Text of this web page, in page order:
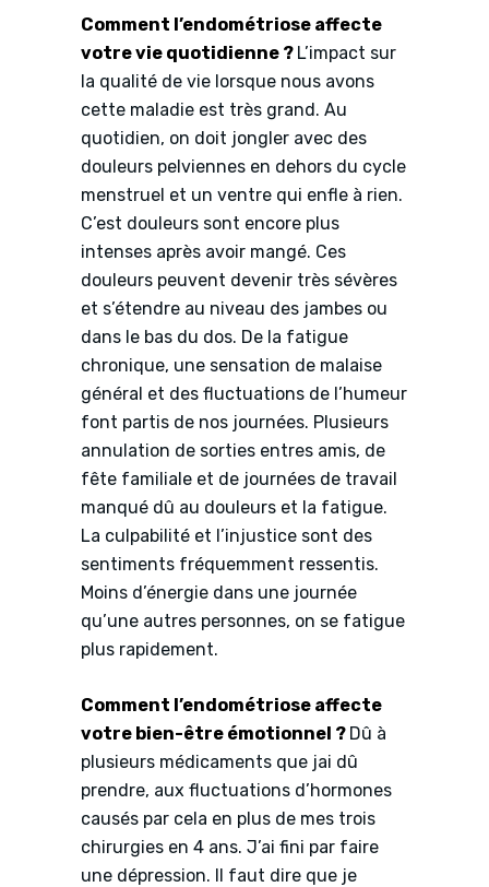
Comment l’endométriose affecte
votre vie quotidienne ? L’impact sur
la qualité de vie lorsque nous avons
cette maladie est très grand. Au
quotidien, on doit jongler avec des
douleurs pelviennes en dehors du cycle
menstruel et un ventre qui enfle à rien.
C’est douleurs sont encore plus
intenses après avoir mangé. Ces
douleurs peuvent devenir très sévères
et s’étendre au niveau des jambes ou
dans le bas du dos. De la fatigue
chronique, une sensation de malaise
général et des fluctuations de l’humeur
font partis de nos journées. Plusieurs
annulation de sorties entres amis, de
fête familiale et de journées de travail
manqué dû au douleurs et la fatigue.
La culpabilité et l’injustice sont des
sentiments fréquemment ressentis.
Moins d’énergie dans une journée
qu’une autres personnes, on se fatigue
plus rapidement.
Comment l’endométriose affecte
votre bien-être émotionnel ? Dû à
plusieurs médicaments que jai dû
prendre, aux fluctuations d’hormones
causés par cela en plus de mes trois
chirurgies en 4 ans. J’ai fini par faire
une dépression. Il faut dire que je